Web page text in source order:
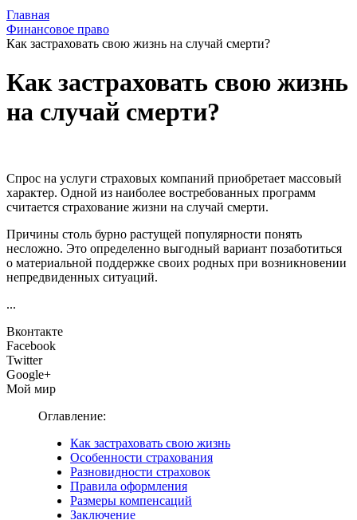
Главная
Финансовое право
Как застраховать свою жизнь на случай смерти?
Как застраховать свою жизнь
на случай смерти?
Спрос на услуги страховых компаний приобретает массовый
характер. Одной из наиболее востребованных программ
считается страхование жизни на случай смерти.
Причины столь бурно растущей популярности понять
несложно. Это определенно выгодный вариант позаботиться
о материальной поддержке своих родных при возникновении
непредвиденных ситуаций.
...
Вконтакте
Facebook
Twitter
Google+
Мой мир
Оглавление:
Как застраховать свою жизнь
Особенности страхования
Разновидности страховок
Правила оформления
Размеры компенсаций
Заключение